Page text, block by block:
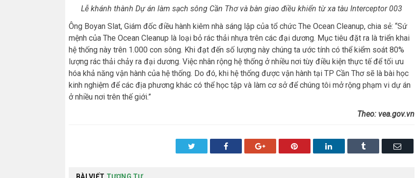
Lễ khánh thành Dự án làm sạch sông Cần Thơ và bàn giao điều khiển từ xa tàu Interceptor 003
Ông Boyan Slat, Giám đốc điều hành kiêm nhà sáng lập của tổ chức The Ocean Cleanup, chia sẻ: “Sứ
mệnh của The Ocean Cleanup là loại bỏ rác thải nhựa trên các đại dương. Mục tiêu đặt ra là triển khai
hệ thống này trên 1.000 con sông. Khi đạt đến số lượng này chúng ta ước tính có thể kiểm soát 80%
lượng rác thải chảy ra đại dương. Việc nhân rộng hệ thống ở nhiều nơi tùy điều kiện thực tế để tối ưu
hóa khả năng vận hành của hệ thống. Do đó, khi hệ thống được vận hành tại TP Cần Thơ sẽ là bài học
kinh nghiệm để các địa phương khác có thể học tập và làm cơ sở để chúng tôi mở rộng phạm vi dự án
ở nhiều nơi trên thế giới.”
Theo: vea.gov.vn
Twitter Facebook Google+ Pinterest LinkedIn Tumblr Email